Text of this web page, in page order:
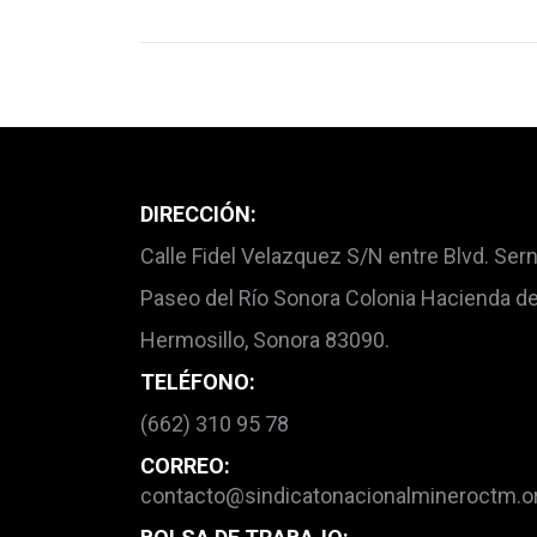
DIRECCIÓN:
Calle Fidel Velazquez S/N entre Blvd.
Paseo del Río Sonora Colonia Hacienda
Hermosillo, Sonora 83090.
TELÉFONO:
(662) 310 95 78
CORREO: